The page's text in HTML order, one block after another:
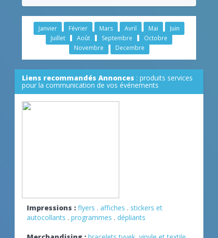
Janvier Février Mars Avril Mai
Juin
Juillet
Août Septembre
Octobre
Novembre
Decembre
Liens recommandés Annonces : produits services
pour la communication de vos événements
Impressions : flyers . affiches . stickers et
autocollants . programmes . dépliants